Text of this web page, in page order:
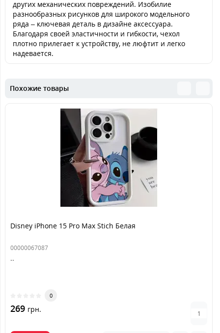
других механических повреждений. Изобилие
разнообразных рисунков для широкого модельного
ряда – ключевая деталь в дизайне аксессуара.
Благодаря своей эластичности и гибкости, чехол
плотно прилегает к устройству, не люфтит и легко
надевается.
Похожие товары
Disney iPhone 15 Pro Max Stich Белая
00000067087
..
0
269 грн.